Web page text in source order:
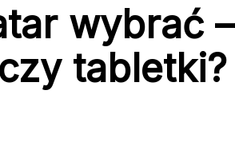
wybrać –
tabletki?